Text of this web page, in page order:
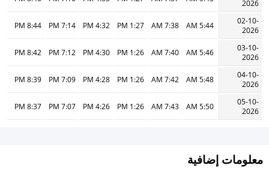
2026
02-10-
2026
5:44 AM
7:38 AM
1:27 PM
4:32 PM
7:14 PM
8:44 PM
03-10-
2026
5:46 AM
7:40 AM
1:26 PM
4:30 PM
7:12 PM
8:42 PM
04-10-
2026
5:48 AM
7:42 AM
1:26 PM
4:28 PM
7:09 PM
8:39 PM
05-10-
2026
5:50 AM
7:43 AM
1:26 PM
4:26 PM
7:07 PM
8:37 PM
معلومات إضافية